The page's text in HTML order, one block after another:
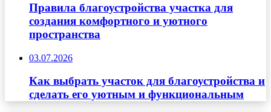
Правила благоустройства участка для
создания комфортного и уютного
пространства
03.07.2026
Как выбрать участок для благоустройства и
сделать его уютным и функциональным